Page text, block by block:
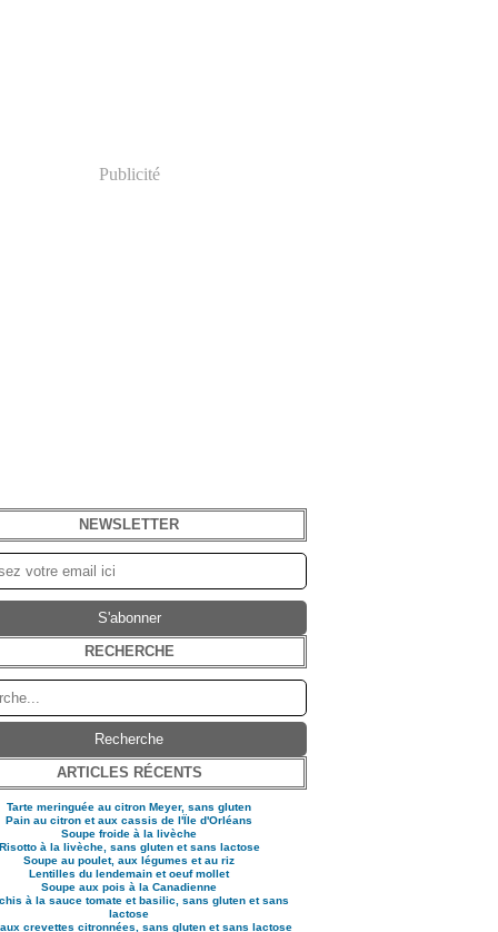
Publicité
NEWSLETTER
RECHERCHE
ARTICLES RÉCENTS
Tarte meringuée au citron Meyer, sans gluten
Pain au citron et aux cassis de l'Ïle d'Orléans
Soupe froide à la livèche
Risotto à la livèche, sans gluten et sans lactose
Soupe au poulet, aux légumes et au riz
Lentilles du lendemain et oeuf mollet
Soupe aux pois à la Canadienne
à la sauce tomate et basilic, sans gluten et sans
lactose
crevettes citronnées, sans gluten et sans lactose